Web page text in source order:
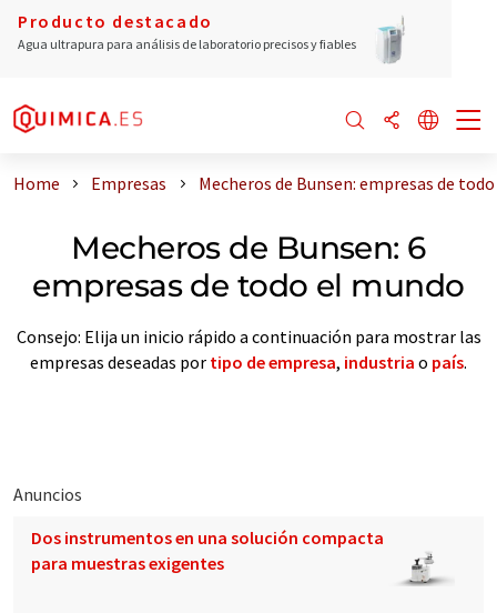
Producto destacado
Agua ultrapura para análisis de laboratorio precisos y fiables
Home Empresas Mecheros de Bunsen: empresas de
Mecheros de Bunsen: 6
empresas de todo el mundo
Consejo: Elija un inicio rápido a continuación para mostrar las
empresas deseadas por tipo de empresa, industria o país.
Anuncios
Dos instrumentos en una solución compacta
para muestras exigentes